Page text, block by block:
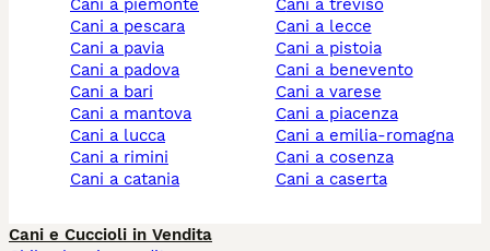
cani a piemonte
cani a pescara
cani a pavia
cani a padova
cani a bari
cani a mantova
cani a lucca
cani a rimini
cani a catania
cani a treviso
cani a lecce
cani a pistoia
cani a benevento
cani a varese
cani a piacenza
cani a emilia-romagna
cani a cosenza
cani a caserta
Cani e Cuccioli in Vendita